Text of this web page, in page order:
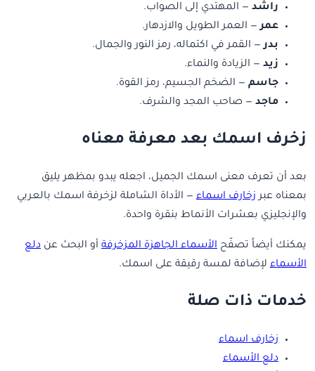
راشد — المهتدي إلى الصواب.
عمر— العمر الطويل والازدهار.
بدر— القمر في اكتماله، رمز النور والجمال.
زيد — الزيادة والنماء.
جاسم — الضخم الجسيم، رمز القوة.
ماجد — صاحب المجد والشرف.
زخرف اسمك بعد معرفة معناه
بعد أن تعرف معنى اسمك الجميل، اجعله يبدو بمظهر يليق
بمعناه عبرزخارف اسماء — الأداة الشاملة لزخرفة اسمك بالعربي
والإنجليزي بعشرات الأنماط بنقرة واحدة.
يمكنك أيضاً تصفّح الأسماء الجاهزة المزخرفة أو البحث عن دلع
الأسماء لإضافة لمسة رقيقة على اسمك.
خدمات ذات صلة
زخارف اسماء
دلع الأسماء